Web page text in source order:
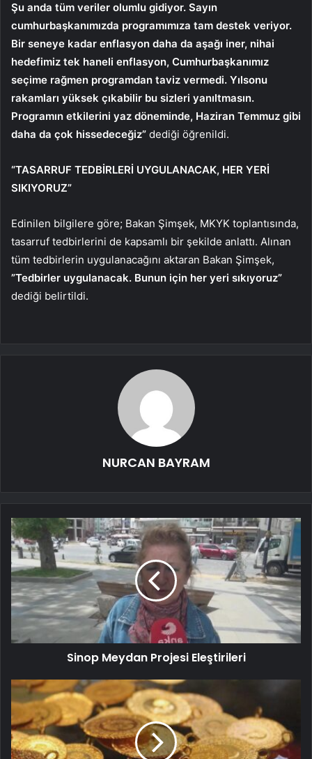
Şu anda tüm veriler olumlu gidiyor. Sayın
cumhurbaşkanımızda programımıza tam destek veriyor.
Bir seneye kadar enflasyon daha da aşağı iner, nihai
hedefimiz tek haneli enflasyon, Cumhurbaşkanımız
seçime rağmen programdan taviz vermedi. Yılsonu
rakamları yüksek çıkabilir bu sizleri yanıltmasın.
Programın etkilerini yaz döneminde, Haziran Temmuz gibi
daha da çok hissedeceğiz” dediği öğrenildi.
“TASARRUF TEDBİRLERİ UYGULANACAK, HER YERİ
SIKIYORUZ”
Edinilen bilgilere göre; Bakan Şimşek, MKYK toplantısında,
tasarruf tedbirlerini de kapsamlı bir şekilde anlattı. Alınan
tüm tedbirlerin uygulanacağını aktaran Bakan Şimşek,
”Tedbirler uygulanacak. Bunun için her yeri sıkıyoruz”
dediği belirtildi.
NURCAN BAYRAM
Sinop Meydan Projesi Eleştirileri